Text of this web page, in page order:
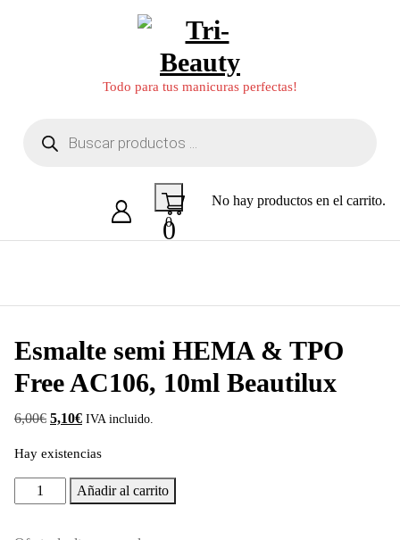
Todo para tus manicuras perfectas!
productos
0
0
No hay productos en el carrito.
Esmalte semi HEMA & TPO
Free AC106, 10ml Beautilux
6,00€ El
original
era:
6,00€.
5,10€El
actual
es:
5,10€.
IVA incluido.
Hay existencias
Esmalte
semi
Añadir al carrito